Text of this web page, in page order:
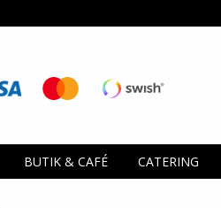
BUTIK & CAFÉ CATERING